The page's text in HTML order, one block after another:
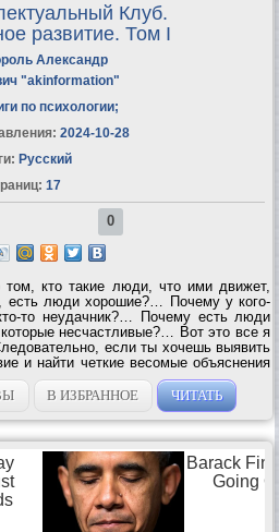
Клуб.
развитие. Том I
Александр
"akinformation"
по психологии;
2024-10-28
Русский
17
0
кто такие люди, что ими движет,
есть люди хорошие?… Почему у кого-
то неудачник?… Почему есть люди
несчастливые?… Вот это все я
если ты хочешь выявить
и найти четкие весомые объяснения
с твоими близкими, родными и
В ИЗБРАННОЕ ЧИТАТЬ